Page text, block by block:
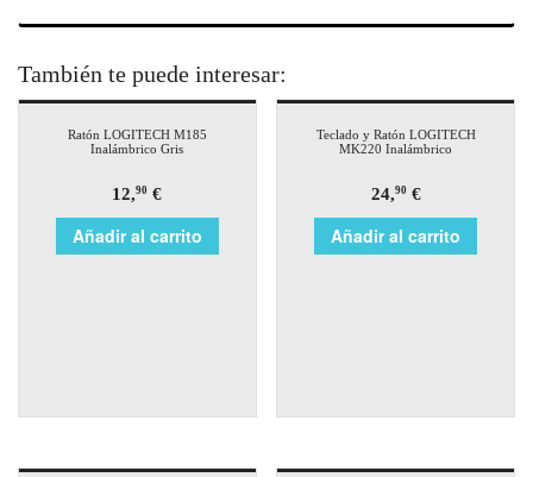
También te puede interesar:
Ratón LOGITECH M185
Inalámbrico Gris
12,90 €
Añadir al carrito
Teclado y Ratón LOGITECH
MK220 Inalámbrico
24,90€
Añadir al carrito